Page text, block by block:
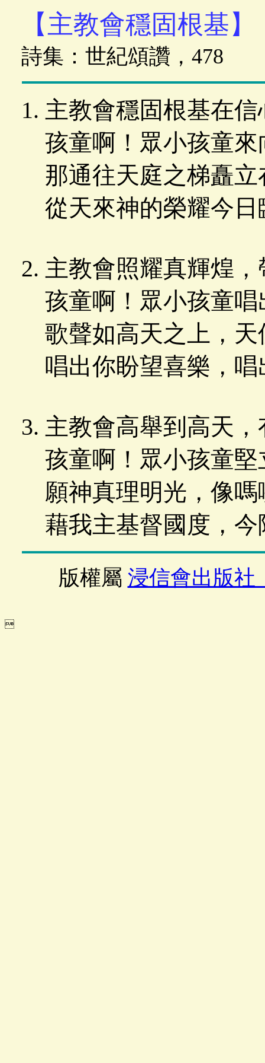
【主教會穩固根基】
詩集：世紀頌讚，478
主教會穩固根基在
孩童啊！眾小孩童
那通往天庭之梯矗
從天來神的榮耀今日
主教會照耀真輝煌
孩童啊！眾小孩童
歌聲如高天之上，
唱出你盼望喜樂，
主教會高舉到高天
孩童啊！眾小孩童
願神真理明光，像
藉我主基督國度，
版權屬 浸信會出版社
